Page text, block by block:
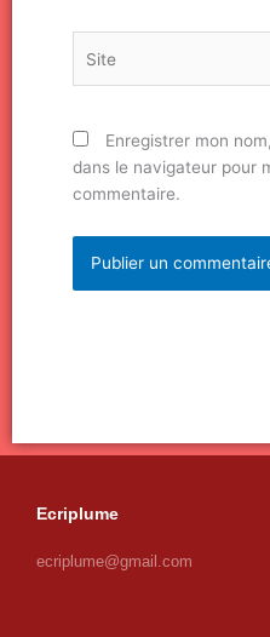
Enregistrer mon
dans le navigateur pour
commentaire.
Ecriplume
ecriplume@gmail.com